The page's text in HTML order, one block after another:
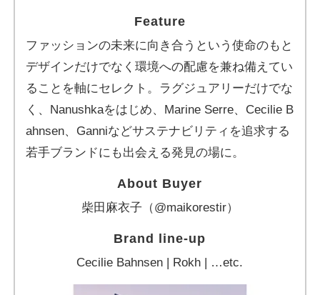
Feature
ファッションの未来に向き合うという使命のもと
デザインだけでなく環境への配慮を兼ね備えてい
ることを軸にセレクト。ラグジュアリーだけでな
く、Nanushkaをはじめ、Marine Serre、Cecilie B
ahnsen、Ganniなどサステナビリティを追求する
若手ブランドにも出会える発見の場に。
About Buyer
柴田麻衣子（@maikorestir）
Brand line-up
Cecilie Bahnsen | Rokh | …etc.